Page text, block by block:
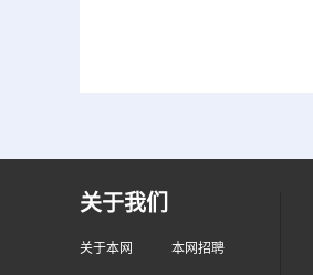
关于我们
关于本网 本网招聘